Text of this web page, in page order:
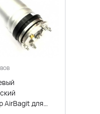
AirBagit для